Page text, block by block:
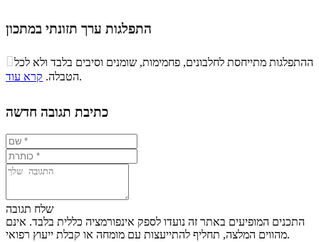
התפלגות ערך תזונתי במתכון
התפלגות ערך תזונתי במתכון
סיבים
תזונתיים
שומנים חלבונים
ההתפלגות מתייחסת לחלבונים, פחמימות, שומנים וסיבים בלבד ולא לכל
הטבלה. קרא עוד .
כתיבת תגובה חדשה
שלח תגובה
התכנים המופיעים באתר זה נועדו לספק אינפורמציה כללית בלבד. אינם
מהווים המלצה, תחליף להתייעצות עם מומחה או קבלת ייעוץ רפואי.